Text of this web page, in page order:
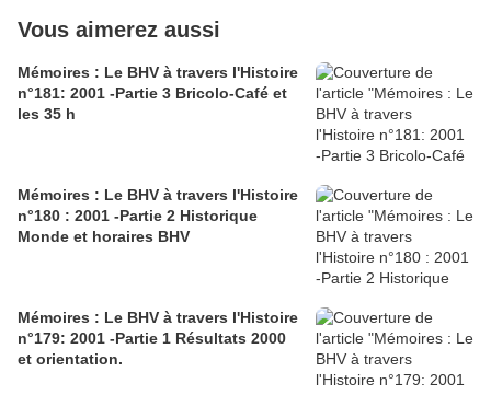
Vous aimerez aussi
Mémoires : Le BHV à travers l'Histoire
n°181: 2001 -Partie 3 Bricolo-Café et
les 35 h
Mémoires : Le BHV à travers l'Histoire
n°180 : 2001 -Partie 2 Historique
Monde et horaires BHV
Mémoires : Le BHV à travers l'Histoire
n°179: 2001 -Partie 1 Résultats 2000
et orientation.